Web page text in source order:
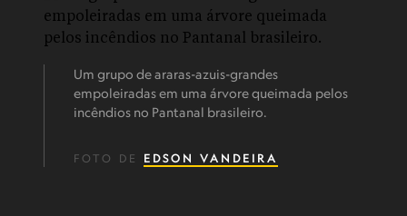
Um grupo de araras-azuis-grandes
empoleiradas em uma árvore queimada pelos
incêndios no Pantanal brasileiro.
FOTO DE EDSON VANDEIRA